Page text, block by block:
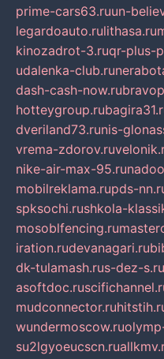
prime-cars63.ruun-
legardoauto.rulithasa.ru
kinozadrot-3.ruqr-plus-
udalenka-club.ru
dash-cash-now.ru
hotteygroup.ru
dveriland73.runis-
vrema-zdorov.ru
nike-air-max-95.ru
mobilreklama.rupds-
spksochi.rushkola-
mosoblfencing.ru
iration.rudevanagari.ru
dk-tulamash.rus-dez-s.ru
asoftdoc.ru
mudconnector.ru
wundermoscow.ru
su2lgyoeucscn.ru